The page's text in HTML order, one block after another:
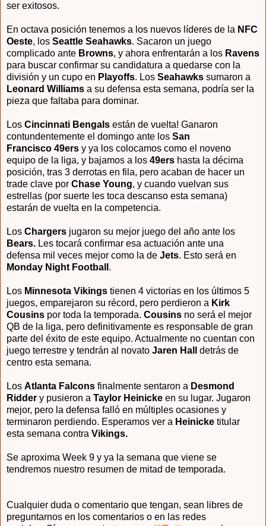
ser exitosos.
En octava posición tenemos a los nuevos líderes de la NFC
Oeste, los Seattle Seahawks. Sacaron un juego
complicado ante Browns, y ahora enfrentarán a los Ravens
para buscar confirmar su candidatura a quedarse con la
división y un cupo en Playoffs. Los Seahawks sumaron a
Leonard Williams a su defensa esta semana, podría ser la
pieza que faltaba para dominar.
Los Cincinnati Bengals están de vuelta! Ganaron
contundentemente el domingo ante los San
Francisco 49ers y ya los colocamos como el noveno
equipo de la liga, y bajamos a los 49ers hasta la décima
posición, tras 3 derrotas en fila, pero acaban de hacer un
trade clave por Chase Young, y cuando vuelvan sus
estrellas (por suerte les toca descanso esta semana)
estarán de vuelta en la competencia.
Los Chargers jugaron su mejor juego del año ante los
Bears. Les tocará confirmar esa actuación ante una
defensa mil veces mejor como la de Jets. Esto será en
Monday Night Football .
Los Minnesota Vikings tienen 4 victorias en los últimos 5
juegos, emparejaron su récord, pero perdieron a Kirk
Cousins por toda la temporada. Cousins no será el mejor
QB de la liga, pero definitivamente es responsable de gran
parte del éxito de este equipo. Actualmente no cuentan con
juego terrestre y tendrán al novato Jaren Hall
detrás de
centro esta semana.
Los Atlanta Falcons finalmente sentaron a Desmond
Ridder y pusieron a Taylor Heinicke en su lugar. Jugaron
mejor, pero la defensa falló en múltiples ocasiones y
terminaron perdiendo. Esperamos ver a Heinicke titular
esta semana contra Vikings.
Se aproxima Week 9 y ya la semana que viene se
tendremos nuestro resumen de mitad de temporada.
Cualquier duda o comentario que tengan, sean libres de
preguntarnos en los comentarios o en las redes